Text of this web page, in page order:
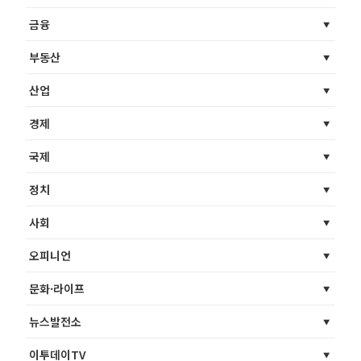
금융
부동산
산업
경제
국제
정치
사회
오피니언
문화·라이프
뉴스발전소
이투데이TV